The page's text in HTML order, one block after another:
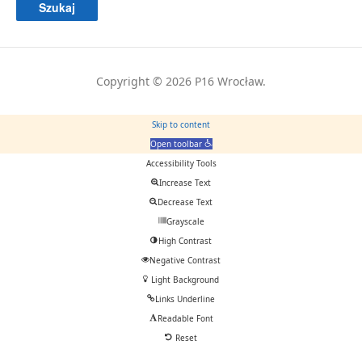
Copyright © 2026 P16 Wrocław.
Skip to content
Open toolbar
Accessibility Tools
Increase Text
Decrease Text
Grayscale
High Contrast
Negative Contrast
Light Background
Links Underline
Readable Font
Reset